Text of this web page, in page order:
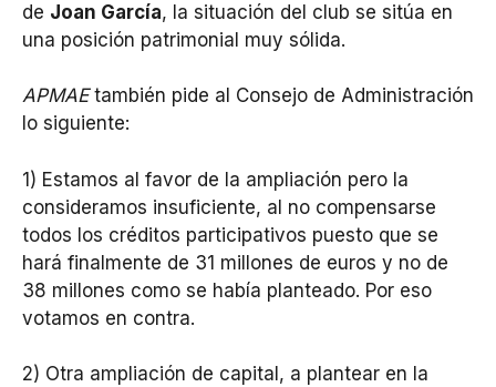
de Joan García, la situación del club se sitúa en
una posición patrimonial muy sólida.
APMAEtambién pide al Consejo de Administración
lo siguiente:
1) Estamos al favor de la ampliación pero la
consideramos insuficiente, al no compensarse
todos los créditos participativos puesto que se
hará finalmente de 31 millones de euros y no de
38 millones como se había planteado. Por eso
votamos en contra.
2) Otra ampliación de capital, a plantear en la